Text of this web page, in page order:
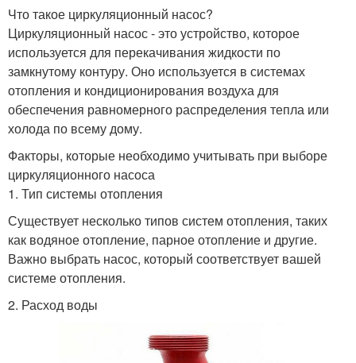
Что такое циркуляционный насос?
Циркуляционный насос - это устройство, которое
используется для перекачивания жидкости по
замкнутому контуру. Оно используется в системах
отопления и кондиционирования воздуха для
обеспечения равномерного распределения тепла или
холода по всему дому.
Факторы, которые необходимо учитывать при выборе
циркуляционного насоса
1. Тип системы отопления
Существует несколько типов систем отопления, таких
как водяное отопление, парное отопление и другие.
Важно выбрать насос, который соответствует вашей
системе отопления.
2. Расход воды